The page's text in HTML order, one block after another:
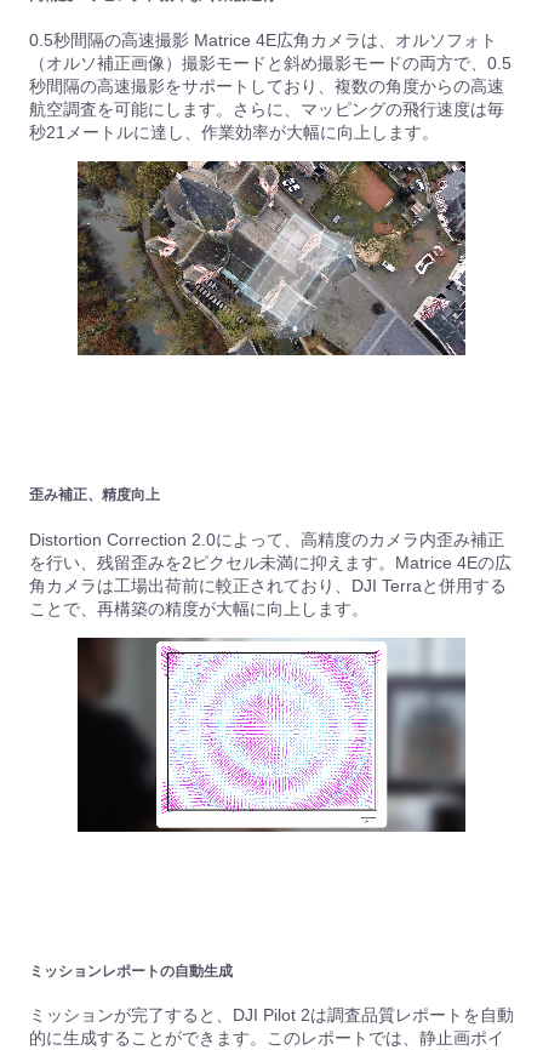
0.5秒間隔の高速撮影 Matrice 4E広角カメラは、オルソフォト
（オルソ補正画像）撮影モードと斜め撮影モードの両方で、0.5
秒間隔の高速撮影をサポートしており、複数の角度からの高速
航空調査を可能にします。さらに、マッピングの飛行速度は毎
秒21メートルに達し、作業効率が大幅に向上します。
歪み補正、精度向上
Distortion Correction 2.0によって、高精度のカメラ内歪み補正
を行い、残留歪みを2ピクセル未満に抑えます。Matrice 4Eの広
角カメラは工場出荷前に較正されており、DJI Terraと併用する
ことで、再構築の精度が大幅に向上します。
ミッションレポートの自動生成
ミッションが完了すると、DJI Pilot 2は調査品質レポートを自動
的に生成することができます。このレポートでは、静止画ポイ